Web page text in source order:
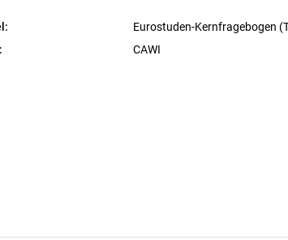
Eurostuden-Kernfragebogen
CAWI